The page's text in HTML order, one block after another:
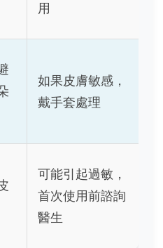
用
如果皮膚敏感，
戴手套處理
可能引起過敏，
首次使用前諮詢
醫生